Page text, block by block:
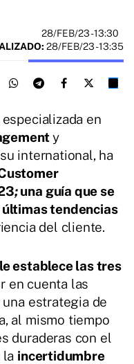
28/FEB/23- 13:30
28/FEB/23 - 13:35
especializada en
y
international, ha
;una guía que se
tendencias
del cliente.
establece las tres
en cuenta las
estrategia de
al mismo tiempo
duraderas con el
la incertidumbre